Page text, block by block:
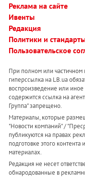
Реклама на сайте
Ивенты
Редакция
Политики и
Пользовательское
При полном или частичном
гиперссылка на LB.ua
воспроизведение или
содержится ссылка на
Группа" запрещено.
Материалы, которые
"Новости компаний" /
публикуются на правах
подготовке этого
материалах.
Редакция не несет
обнародованные в